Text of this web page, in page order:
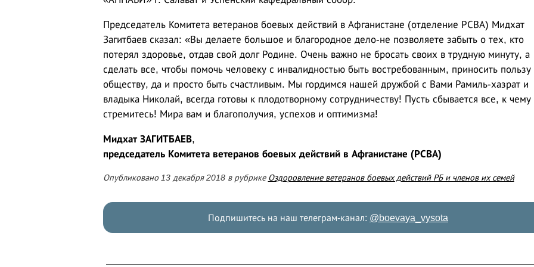
Председатель Комитета ветеранов боевых действий в Афганистане (отделение РСВА) Мидхат
Загитбаев сказал: «Вы делаете большое и благородное дело-не позволяете забыть о тех, кто
потерял здоровье, отдав свой долг Родине. Очень важно не бросать своих в трудную минуту, а
сделать все, чтобы помочь человеку с инвалидностью быть востребованным, приносить пользу
обществу, да и просто быть счастливым. Мы гордимся нашей дружбой с Вами Рамиль-хазрат и
владыка Николай, всегда готовы к плодотворному сотрудничеству! Пусть сбывается все, к
стремитесь! Мира вам и благополучия, успехов и оптимизма!
Мидхат ЗАГИТБАЕВ,
председатель Комитета ветеранов боевых действий в Афганистане (РСВА)
Опубликовано 13 декабря 2018 в рубрике Оздоровление ветеранов боевых действий РБ и членов их семей
Подпишитесь на наш телеграм-канал: @boevaya_vysota